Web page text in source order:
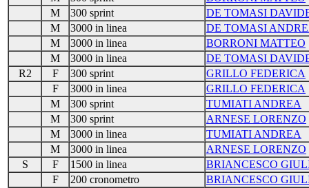
M
300 sprint
DE TOMASI
M
3000 in linea
DE TOMASI
M
3000 in linea
BORRONI MATTEO
M
3000 in linea
DE TOMASI
R2
F 300 sprint
GRILLO FEDERICA
F
3000 in linea
GRILLO FEDERICA
M
300 sprint
TUMIATI ANDREA
M
300 sprint
ARNESE LORENZO
M
3000 in linea
TUMIATI ANDREA
M
3000 in linea
ARNESE LORENZO
S
F 1500 in linea
BRIANCESCO
F
200 cronometro
BRIANCESCO